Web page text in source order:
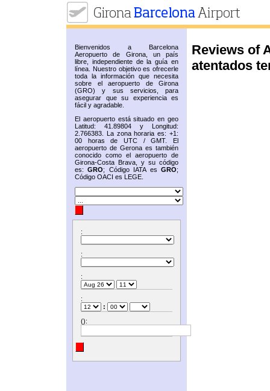
Bienvenidos a Barcelona
Aeropuerto de Girona, un país
libre, independiente de la guía en
línea. Nuestro objetivo es ofrecerle
toda la información que necesita
sobre el aeropuerto de Girona
(GRO) y sus servicios, para
asegurar que su experiencia es
fácil y agradable.
El aeropuerto está situado en geo
Latitud: 41.89804 y Longitud:
2.766383. La zona horaria es: +1:
00 horas de UTC / GMT. El
aeropuerto de Gerona es también
conocido como el aeropuerto de
Girona-Costa Brava, y su código
es:GRO; Código IATA esGRO;
Código OACI es LEGE.
:
:
:
:
:
():
Reviews of
atentados